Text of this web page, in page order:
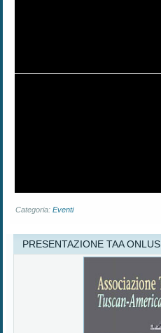
Categoria:Eventi
PRESENTAZIONE TAA ONLUS